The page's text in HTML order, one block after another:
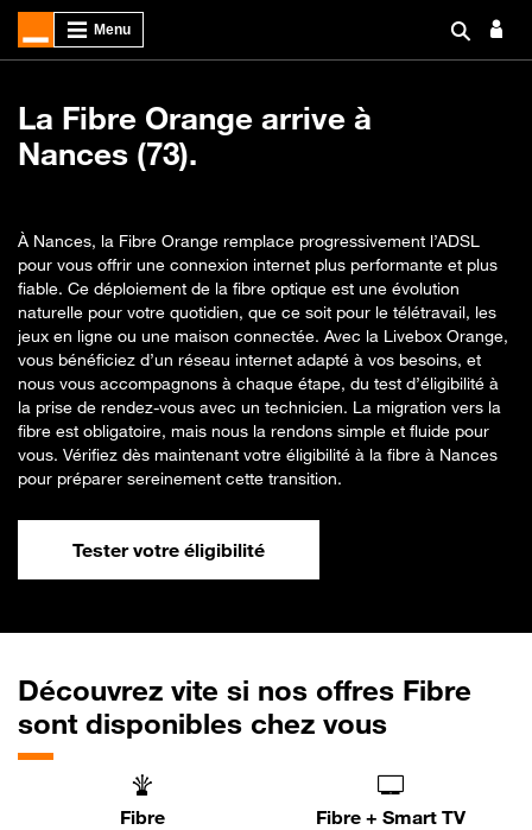
La Fibre Orange arrive à
Nances (73).
À Nances, la Fibre Orange remplace progressivement l’ADSL
pour vous offrir une connexion internet plus performante et plus
fiable. Ce déploiement de la fibre optique est une évolution
naturelle pour votre quotidien, que ce soit pour le télétravail, les
jeux en ligne ou une maison connectée. Avec la Livebox Orange,
vous bénéficiez d’un réseau internet adapté à vos besoins, et
nous vous accompagnons à chaque étape, du test d’éligibilité à
la prise de rendez-vous avec un technicien. La migration vers la
fibre est obligatoire, mais nous la rendons simple et fluide pour
vous. Vérifiez dès maintenant votre éligibilité à la fibre à Nances
pour préparer sereinement cette transition.
Tester votre éligibilité
Découvrez vite si nos offres Fibre
sont disponibles chez vous
Fibre Fibre + Smart TV